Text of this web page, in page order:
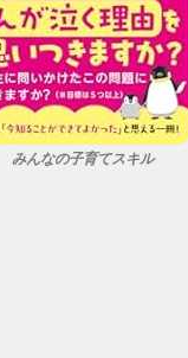
みんなの子育てスキル